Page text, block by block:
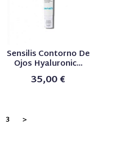
Sensilis Contorno De
Ojos Hyaluronic...
35,00 €
3 >